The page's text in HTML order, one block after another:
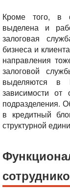
Кроме того, в
выделена и
залоговая
бизнеса и
направления
залоговой
выделяются в
зависимости от
подразделения.
в кредитный
структурной